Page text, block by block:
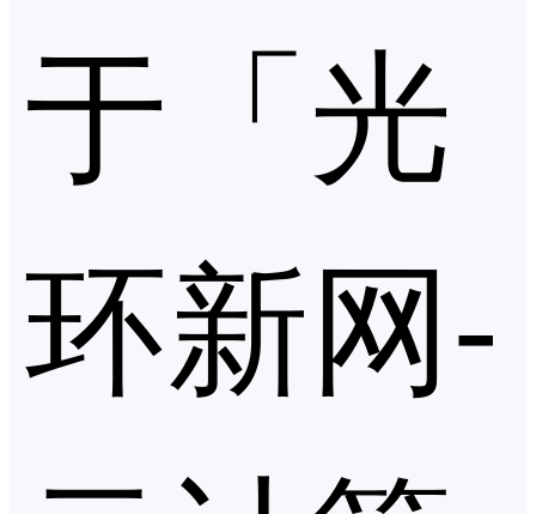
于「光
环新网-